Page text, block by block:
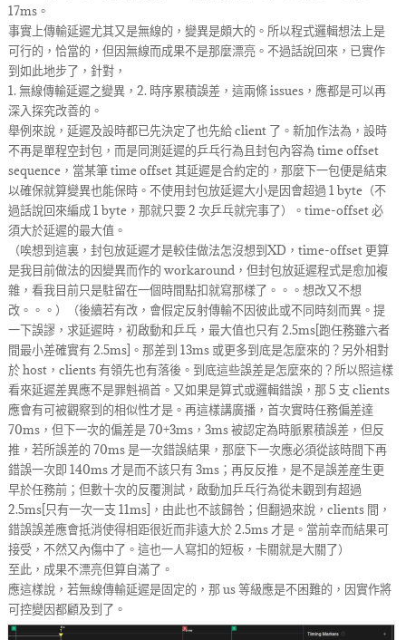
17ms。
事實上傳輸延遲尤其又是無線的，變異是頗大的。所以程式邏輯想法上是
可行的，恰當的，但因無線而成果不是那麼漂亮。不過話說回來，已實作
到如此地步了，針對，
1. 無線傳輸延遲之變異，2. 時序累積誤差，這兩條 issues，應都是可以再
深入探究改善的。
舉例來說，延遲及設時都已先決定了也先給 client 了。新加作法為，設時
不再是單程空封包，而是同測延遲的乒乓行為且封包內容為 time offset
sequence，當某筆 time offset 其延遲是合約定的，那麼下一包便是結束
以確保就算變異也能保時。不使用封包放延遲大小是因會超過 1 byte（不
過話說回來編成 1 byte，那就只要 2 次乒乓就完事了）。time-offset 必
須大於延遲的最大值。
（唉想到這裏，封包放延遲才是較佳做法怎沒想到XD，time-offset 更算
是我目前做法的因變異而作的 workaround，但封包放延遲程式是愈加複
雜，看我目前只是駐留在一個時間點扣就寫那樣了。。。想改又不想
改。。。）（後續若有改，會假定反射傳輸不因彼此或不同時刻而異。提
一下誤謬，求延遲時，初啟動和乒乓，最大值也只有 2.5ms[跑任務雖六者
間最小差確實有 2.5ms]。那差到 13ms 或更多到底是怎麼來的？另外相對
於 host，clients 有領先也有落後。到底這些誤差是怎麼來的？所以照這樣
看來延遲差異應不是罪𣁽禍首。又如果是算式或邏輯錯誤，那 5 支 clients
應會有可被觀察到的相似性才是。再這樣講廣播，首次實時任務偏差達
70ms，但下一次的偏差是 70+3ms，3ms 被認定為時脈累積誤差，但反
推，若所誤差的 70ms 是一次錯誤結果，那麼下一次應必須從該時間下再
錯誤一次即 140ms 才是而不該只有 3ms；再反反推，是不是誤差産生更
早於任務前；但數十次的反覆測試，啟動加乒乓行為從未觀到有超過
2.5ms[只有一次一支 11ms]，由此也不該歸咎；但翻過來說，clients 間，
錯誤誤差應會抵消使得相距很近而非遠大於 2.5ms 才是。當前幸而結果可
接受，不然又內傷中了。這也一人寫扣的短板，卡關就是大關了）
至此，成果不漂亮但算自滿了。
應這樣說，若無線傳輸延遲是固定的，那 us 等級應是不困難的，因實作將
可控變因都顧及到了。